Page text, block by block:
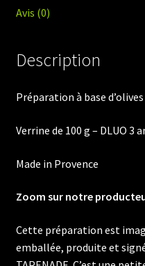
Avis (0)
Description
Préparation à base d’olives
Verrine de 100 g – DLUO 3
Made in Provence
Zoom sur notre
Cette préparation est
emballée, produite et